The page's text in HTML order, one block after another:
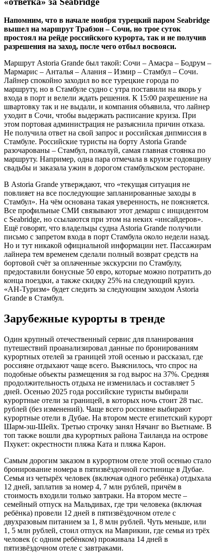
Напомним, что в начале ноября турецкий паром Seabridge
вышел на маршрут Трабзон – Сочи, но трое суток
простоял на рейде российского курорта, так и не получив
разрешения на заход, после чего отбыл восвояси.
Маршрут Astoria Grande был такой: Сочи – Амасра – Бодрум –
Мармарис – Анталья – Алания – Измир – Стамбул – Сочи.
Лайнер спокойно заходил во все турецкие города по
маршруту, но в Стамбуле судно с утра поставили на якорь у
входа в порт и велели ждать решения. К 15:00 разрешение на
швартовку так и не выдали, и компания объявила, что лайнер
уходит в Сочи, чтобы выдержать расписание круиза. При
этом портовая администрация не разъяснила причин отказа.
Не получила ответ на свой запрос и российская дипмиссия в
Стамбуле. Российские туристы на борту Astoria Grande
разочарованы – Стамбул, пожалуй, самая главная стоянка по
маршруту. Например, одна пара отмечала в круизе годовщину
свадьбы и заказала ужин в дорогом стамбульском ресторане.
В Astoria Grande утверждают, что «текущая ситуация не
повлияет на все последующие запланированные заходы в
Стамбул». На чём основана такая уверенность, не поясняется.
Все профильные СМИ связывают этот демарш с инцидентом
с Seabridge, но ссылаются при этом на неких «инсайдеров».
Ещё говорят, что владельцы судна Astoria Grande получили
письмо с запретом входа в порт Стамбула около недели назад.
Но и тут никакой официальной информации нет. Пассажирам
лайнера тем временем сделали полный возврат средств на
бортовой счёт за оплаченные экскурсии по Стамбулу,
предоставили бонусные 50 евро, которые можно потратить до
конца поездки, а также скидку 25% на следующий круиз.
«АН-Туризм» будет следить за следующим заходом Astoria
Grande в Стамбул.
Зарубежные курорты в тренде
Один крупный отечественный сервис для планирования
путешествий проанализировал данные по бронированиям
курортных отелей за границей этой осенью и рассказал, где
россияне отдыхают чаще всего. Выяснилось, что спрос на
подобные объекты размещения за год вырос на 37%. Средняя
продолжительность отдыха не изменилась и составляет 5
дней. Осенью 2025 года российские туристы выбирали
курортные отели за границей, в которых ночь стоит 28 тыс.
рублей (без изменений). Чаще всего россияне выбирают
курортные отели в Дубае. На втором месте египетский курорт
Шарм-эш-Шейх. Третью строчку занял Нячанг во Вьетнаме. В
топ также вошли два курортных района Таиланда на острове
Пхукет: окрестности пляжа Ката и пляжа Карон.
Самым дорогим заказом в курортном отеле этой осенью стало
бронирование номера в пятизвёздочной гостинице в Дубае.
Семья из четырёх человек (включая одного ребёнка) отдыхала
12 дней, заплатив за номер 4, 7 млн рублей, причём в
стоимость входили только завтраки. На втором месте –
семейный отпуск на Мальдивах, где три человека (включая
ребёнка) провели 12 дней в пятизвёздочном отеле с
двухразовым питанием за 1, 8 млн рублей. Чуть меньше, или
1, 5 млн рублей, стоил отпуск на Маврикии, где семья из трёх
человек (с одним ребёнком) проживала 14 дней в
пятизвёздочном отеле с завтраками.